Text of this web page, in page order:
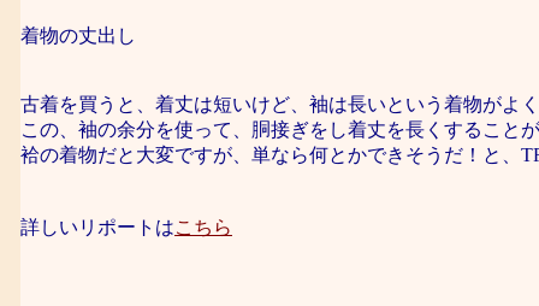
着物の丈出し
古着を買うと、着丈は短いけど、袖は長いという着物がよ
この、袖の余分を使って、胴接ぎをし着丈を長くすること
袷の着物だと大変ですが、単なら何とかできそうだ！と、
詳しいリポートはこちら